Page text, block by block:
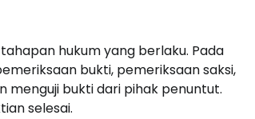
hukum yang berlaku. Pada
bukti, pemeriksaan saksi,
bukti dari pihak penuntut.
selesai.